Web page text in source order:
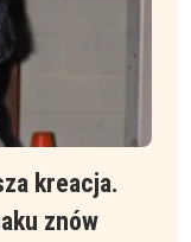
kreacja.
znów